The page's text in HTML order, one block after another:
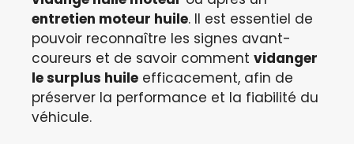
entretien moteur huile. Il est essentiel de
pouvoir reconnaître les signes avant-
coureurs et de savoir comment vidanger
le surplus huile efficacement, afin de
préserver la performance et la fiabilité du
véhicule.